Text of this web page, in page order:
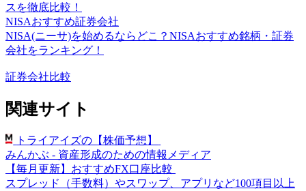
スを徹底比較！
NISAおすすめ証券会社
NISA(ニーサ)を始めるならどこ？NISAおすすめ銘柄・証券
会社をランキング！
証券会社比較
関連サイト
トライアイズの【株価予想】
みんかぶ - 資産形成のための情報メディア
【毎月更新】おすすめFX口座比較
スプレッド（手数料）やスワップ、アプリなど100項目以上